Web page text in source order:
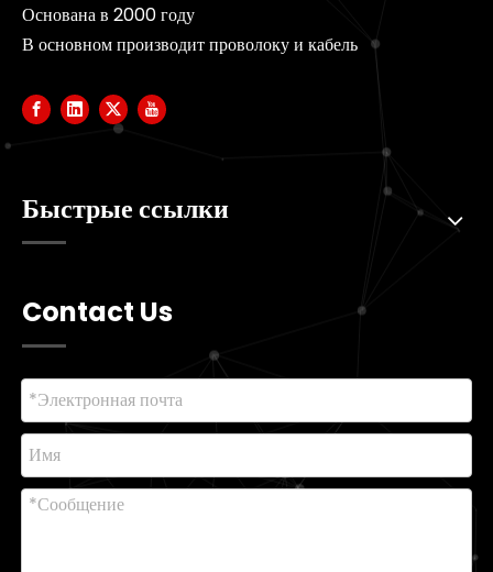
Основана в 2000 году
В основном производит проволоку и кабель
Быстрые ссылки
Contact Us